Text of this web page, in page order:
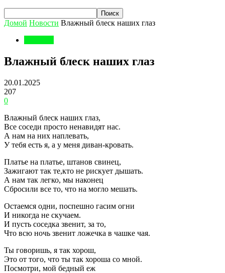
Домой Новости Влажный блеск наших глаз
Влажный блеск наших глаз
20.01.2025
207
0
Влажный блеск наших глаз,
Все соседи просто ненавидят нас.
А нам на них наплевать,
У тебя есть я, а у меня диван-кровать.
Платье на платье, штанов свинец,
Зажигают так те,кто не рискует дышать.
А нам так легко, мы наконец
Сбросили все то, что на могло мешать.
Остаемся одни, поспешно гасим огни
И никогда не скучаем.
И пусть соседка звенит, за то,
Что всю ночь звенит ложечка в чашке чая.
Ты говоришь, я так хорош,
Это от того, что ты так хороша со мной.
Посмотри, мой бедный еж